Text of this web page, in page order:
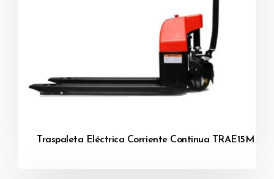
Traspaleta Eléctrica Corriente Continua TRAE15M